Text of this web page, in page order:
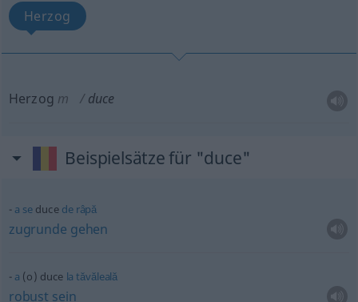
Herzog
Herzog m duce
Beispielsätze für "duce"
a se duce de râpă
zugrunde gehen
a (o) duce la tăvăleală
robust sein